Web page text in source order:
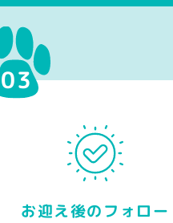
お迎え後のフォロー